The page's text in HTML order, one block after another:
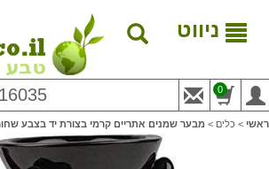
נגישות
המרכזי
ניווט
0
ראשי > כלים > מבער שמנים אתריים קרמי בצורת יד בצבע